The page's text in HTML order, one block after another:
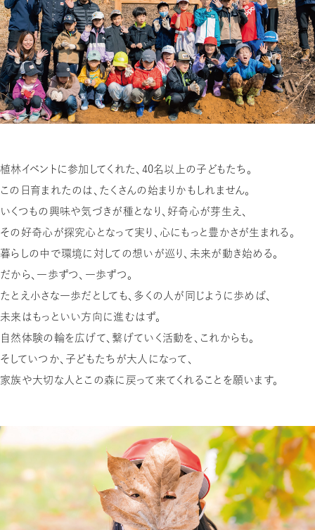
植林イベントに参加してくれた、40名以上の子どもたち。
この日育まれたのは、たくさんの始まりかもしれません。
いくつもの興味や気づきが種となり、好奇心が芽生え、
その好奇心が探究心となって実り、心にもっと豊かさが生まれる。
暮らしの中で環境に対しての想いが巡り、未来が動き始める。
だから、一歩ずつ、一歩ずつ。
たとえ小さな一歩だとしても、多くの人が同じように歩めば、
未来はもっといい方向に進むはず。
自然体験の輪を広げて、繋げていく活動を、これからも。
そしていつか、子どもたちが大人になって、
家族や大切な人とこの森に戻って来てくれることを願います。